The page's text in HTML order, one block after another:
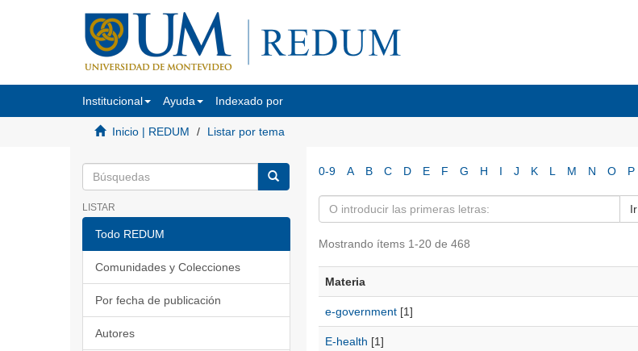
Institucional Ayuda Indexado por
Inicio | REDUM Listar por tema
LISTAR
Todo REDUM
Comunidades y Colecciones
Por fecha de publicación
Autores
0-9 A B C D E F G H I J K L M N O P
Ir
Mostrando ítems 1-20 de 468
Materia
e-government[1]
E-health [1]